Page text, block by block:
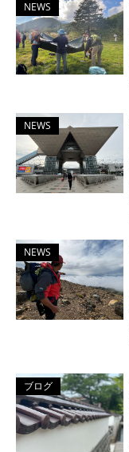
NEWS
NEWS
NEWS
ブログ